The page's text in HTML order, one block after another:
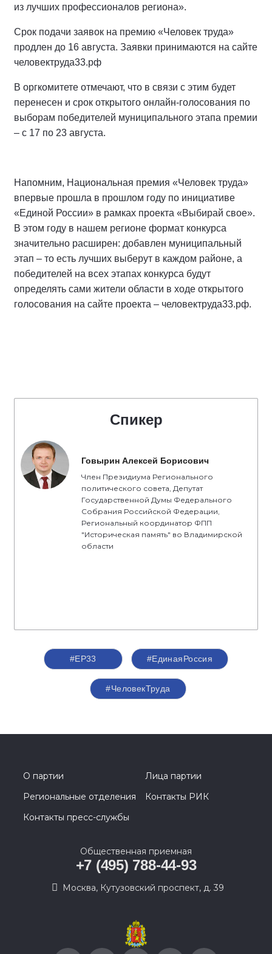
из лучших профессионалов региона».
Срок подачи заявок на премию «Человек труда»
продлен до 16 августа. Заявки принимаются на сайте
человектруда33.рф
В оргкомитете отмечают, что в связи с этим будет
перенесен и срок открытого онлайн-голосования по
выборам победителей муниципального этапа премии
– с 17 по 23 августа.
Напомним, Национальная премия «Человек труда»
впервые прошла в прошлом году по инициативе
«Единой России» в рамках проекта «Выбирай свое».
В этом году в нашем регионе формат конкурса
значительно расширен: добавлен муниципальный
этап – то есть лучших выберут в каждом районе, а
победителей на всех этапах конкурса будут
определять сами жители области в ходе открытого
голосования на сайте проекта – человектруда33.рф.
Спикер
Говырин Алексей Борисович
Член Президиума Регионального
политического совета, Депутат
Государственной Думы Федерального
Собрания Российской Федерации,
Региональный координатор ФПП
"Историческая память" во Владимирской
области
#ЕР33 #‎ЕдинаяРоссия
#ЧеловекТруда
О партии
Лица партии
Региональные отделения
Контакты РИК
Контакты пресс-службы
Общественная приемная
+7 (495) 788-44-93
Москва, Кутузовский проспект, д. 39